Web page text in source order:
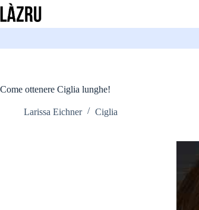
Salta
contenuto
Come ottenere Ciglia lunghe!
Larissa Eichner Ciglia